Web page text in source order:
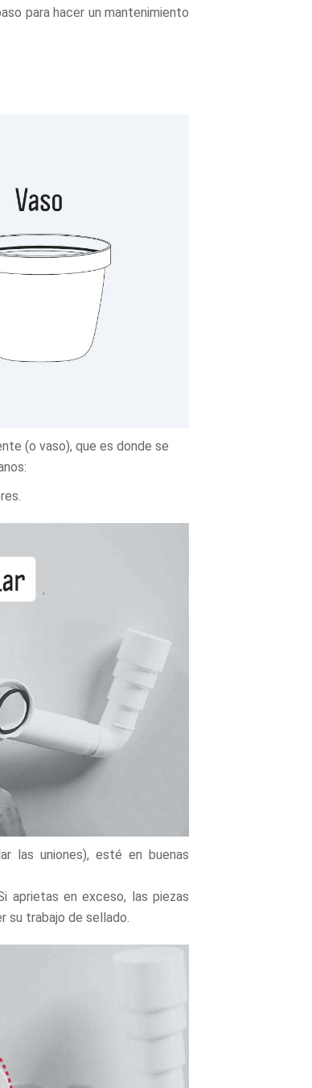
para hacer un mantenimiento
(o vaso), que es donde se
las uniones), esté en buenas
aprietas en exceso, las piezas
su trabajo de sellado.